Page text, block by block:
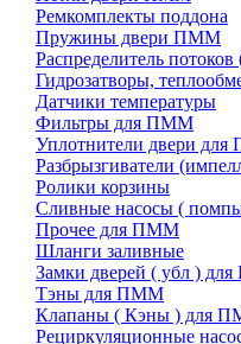
Ремкомплекты поддона
Пружины двери ПММ
Распределитель
Гидрозатворы,
Датчики температуры
Фильтры для ПММ
Уплотнители двери
Разбрызгиватели
Ролики корзины
Сливные насосы (
Прочее для ПММ
Шланги заливные
Замки дверей ( убл )
Тэны для ПММ
Клапаны ( Кэны ) для
Рециркуляционные